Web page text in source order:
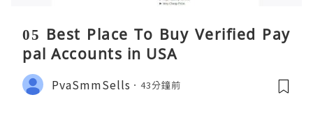
05 Best Place To Buy Verified Pay
pal Accounts in USA
PvaSmmSells 43分鐘前